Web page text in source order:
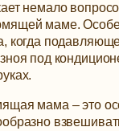
немало
маме.
когда
под
мама – это